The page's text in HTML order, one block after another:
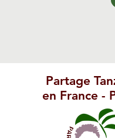
Partage
en France -